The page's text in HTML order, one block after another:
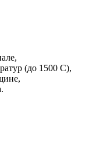
(до 1500 С),